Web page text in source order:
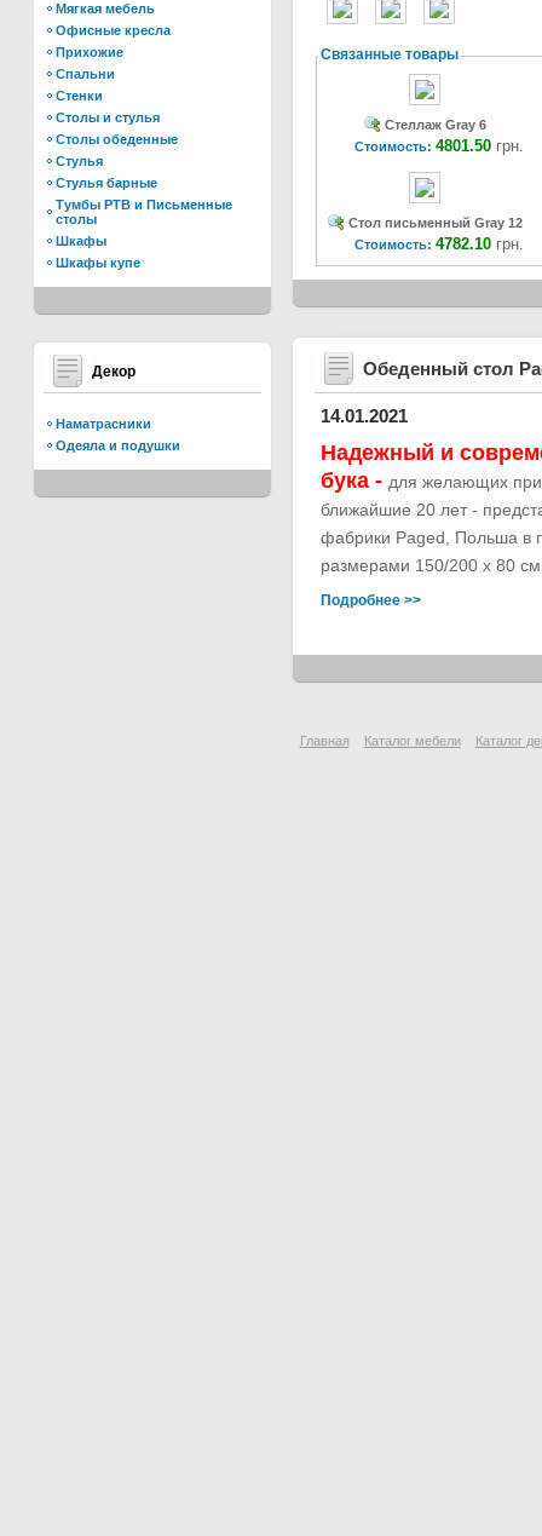
Мягкая мебель
Офисные кресла
Прихожие
Спальни
Стенки
Столы и стулья
Столы обеденные
Стулья
Стулья барные
Тумбы РТВ и Письменные
столы
Шкафы
Шкафы купе
Декор
Наматрасники
Одеяла и подушки
Связанные товары
Стеллаж Gray 6
Стоимость: 4801.50 грн.
Стол письменный Gray 12
Стоимость: 4782.10 грн.
Обеденный стол
14.01.2021
Надежный и
бука - для желающих
ближайшие 20 лет -
фабрики Paged, Польша в
размерами 150/200 х 80
Подробнее >>
Главная Каталог мебели Каталог